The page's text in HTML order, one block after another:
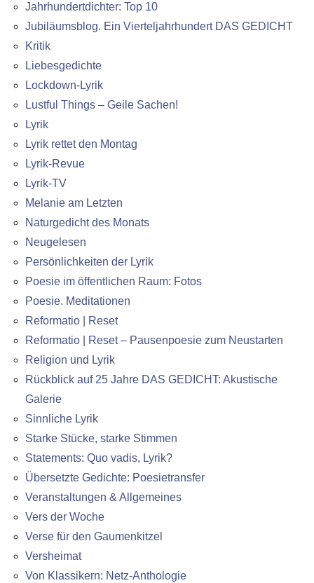
Jahrhundertdichter: Top 10
Jubiläumsblog. Ein Vierteljahrhundert DAS GEDICHT
Kritik
Liebesgedichte
Lockdown-Lyrik
Lustful Things – Geile Sachen!
Lyrik
Lyrik rettet den Montag
Lyrik-Revue
Lyrik-TV
Melanie am Letzten
Naturgedicht des Monats
Neugelesen
Persönlichkeiten der Lyrik
Poesie im öffentlichen Raum: Fotos
Poesie. Meditationen
Reformatio | Reset
Reformatio | Reset – Pausenpoesie zum Neustarten
Religion und Lyrik
Rückblick auf 25 Jahre DAS GEDICHT: Akustische
Galerie
Sinnliche Lyrik
Starke Stücke, starke Stimmen
Statements: Quo vadis, Lyrik?
Übersetzte Gedichte: Poesietransfer
Veranstaltungen & Allgemeines
Vers der Woche
Verse für den Gaumenkitzel
Versheimat
Von Klassikern: Netz-Anthologie